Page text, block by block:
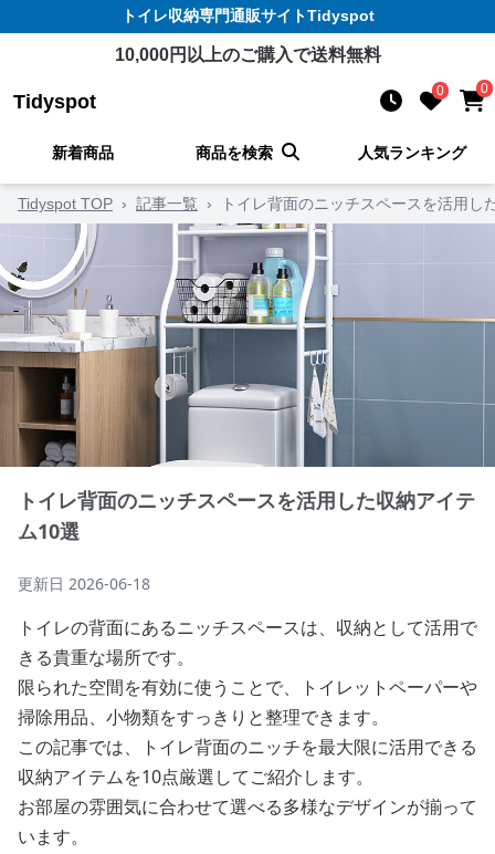
トイレ収納専門通販サイトTidyspot
10,000円以上のご購入で送料無料
Tidyspot 0 0
新着商品 商品を検索 人気ランキング
Tidyspot TOP › 記事一覧 › トイレ背面のニッチスペースを活用し
トイレ背面のニッチスペースを活用した収納アイテ
ム10選
更新日 2026-06-18
トイレの背面にあるニッチスペースは、収納として活用で
きる貴重な場所です。
限られた空間を有効に使うことで、トイレットペーパーや
掃除用品、小物類をすっきりと整理できます。
この記事では、トイレ背面のニッチを最大限に活用できる
収納アイテムを10点厳選してご紹介します。
お部屋の雰囲気に合わせて選べる多様なデザインが揃って
います。